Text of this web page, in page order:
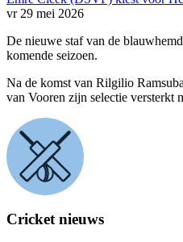
vr 29 mei 2026
De nieuwe staf van de
komende seizoen.
Na de komst van Rilgilio
van Vooren zijn selectie versterkt
Cricket nieuws